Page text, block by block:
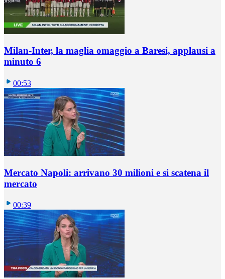
Milan-Inter, la maglia omaggio a Baresi, applausi a
minuto 6
00:53
Mercato Napoli: arrivano 30 milioni e si scatena il
mercato
00:39